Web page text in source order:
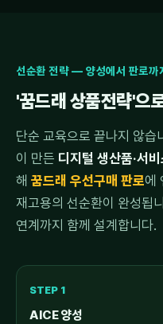
선순환 전략 — 양성에서 판로까
'꿈드래 상품전략'으
단순 교육으로 끝나지 않습
이 만든 디지털 생산품·서비
해 꿈드래 우선구매 판로에
재고용의 선순환이 완성됩
연계까지 함께 설계합니다.
STEP 1
AICE 양성